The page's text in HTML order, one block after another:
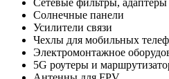
Сетевые фильтры,
Солнечные панели
Усилители связи
Чехлы для мобильных
Электромонтажное
5G роутеры и